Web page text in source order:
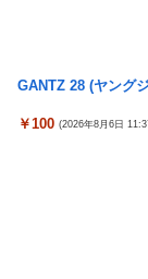
【悲報】福岡の
ぎる…
【日向坂46】 か
【パ順位】鷹
【悲報】みのも
たり＝速さが段
【実戦報告】Lス
フォ」←マジで無
演出に一喜一憂
【バンダイ】「
売商品【発売スケ
【悲報】AV女優
GANTZ 28 (ヤング
￥100 (2026年8月6日